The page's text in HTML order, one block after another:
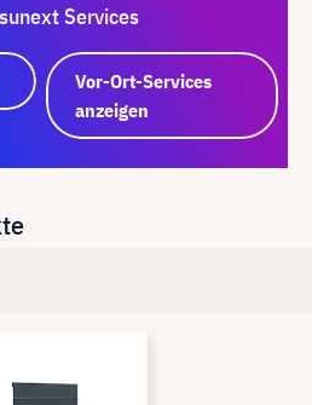
Services
Vor-Ort-Services
anzeigen